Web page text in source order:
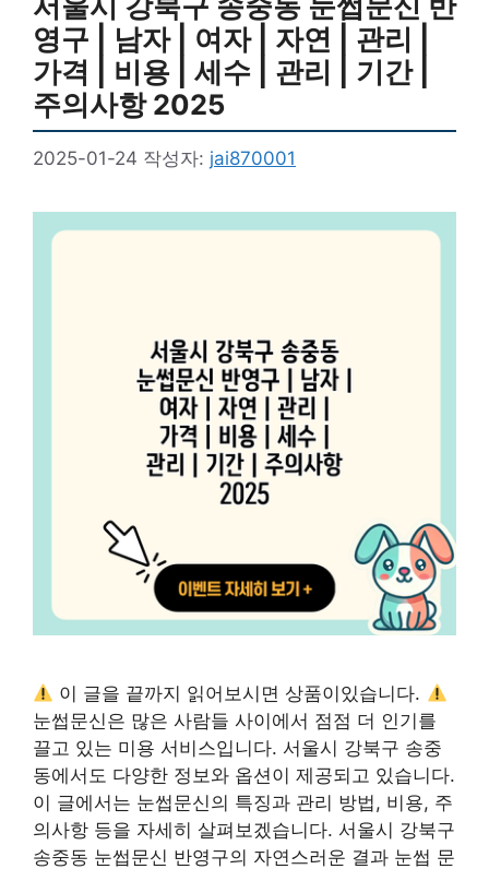
영구 | 남자 | 여자 | 자연 | 관리 |
가격 | 비용 | 세수 | 관리 | 기간 |
주의사항 2025
2025-01-24 작성자: jai870001
이 글을 끝까지 읽어보시면 상품이있습니다.
눈썹문신은 많은 사람들 사이에서 점점 더 인기를
끌고 있는 미용 서비스입니다. 서울시 강북구 송중
동에서도 다양한 정보와 옵션이 제공되고 있습니다.
이 글에서는 눈썹문신의 특징과 관리 방법, 비용, 주
의사항 등을 자세히 살펴보겠습니다. 서울시 강북구
송중동 눈썹문신 반영구의 자연스러운 결과 눈썹 문